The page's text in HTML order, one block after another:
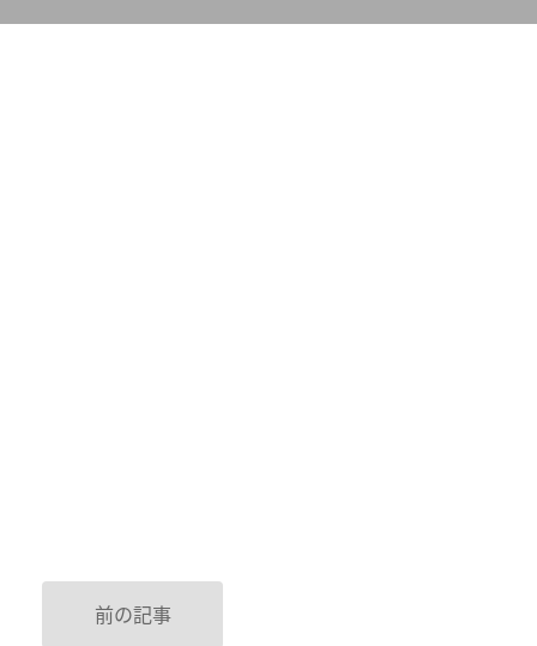
前の記事